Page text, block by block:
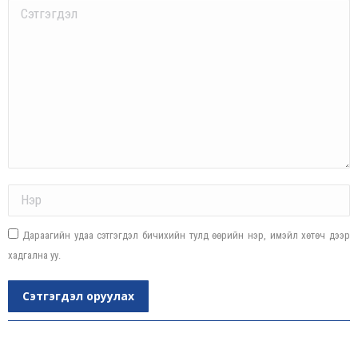
Comment
Дараагийн удаа сэтгэгдэл бичихийн тулд өөрийн нэр, имэйл хөтөч дээр
хадгална уу.
Сэтгэгдэл оруулах